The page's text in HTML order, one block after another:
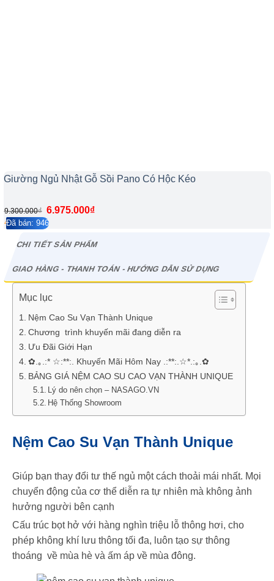
Giường Ngủ Nhật Gỗ Sồi Pano Có Hộc Kéo
9.300.000₫ 6.975.000₫
4.2/5 112
Đã bán: 946
CHI TIẾT SẢN PHẨM
GIAO HÀNG - THANH TOÁN - HƯỚNG DẪN SỬ DỤNG
Mục lục
Nệm Cao Su Vạn Thành Unique
Chương trình khuyến mãi đang diễn ra
Ưu Đãi Giới Hạn
✿.｡.:* ☆:**:. Khuyến Mãi Hôm Nay .:**:.☆*.:｡.✿
BẢNG GIÁ NỆM CAO SU CAO VẠN THÀNH UNIQUE
Lý do nên chọn – NASAGO.VN
Hệ Thống Showroom
Nệm Cao Su Vạn Thành Unique
Giúp bạn thay đổi tư thế ngủ một cách thoải mái nhất. Mọi
chuyển động của cơ thể diễn ra tự nhiên mà không ảnh
hưởng người bên cạnh
Cấu trúc bọt hở với hàng nghìn triệu lỗ thông hơi, cho
phép không khí lưu thông tối đa, luôn tạo sự thông
thoáng về mùa hè và ấm áp về mùa đông.